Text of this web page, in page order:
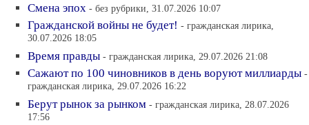
Смена эпох - без рубрики, 31.07.2026 10:07
Гражданской войны не будет! - гражданская лирика,
30.07.2026 18:05
Время правды - гражданская лирика, 29.07.2026 21:08
Сажают по 100 чиновников в день воруют миллиарды -
гражданская лирика, 29.07.2026 16:22
Берут рынок за рынком - гражданская лирика, 28.07.2026
17:56